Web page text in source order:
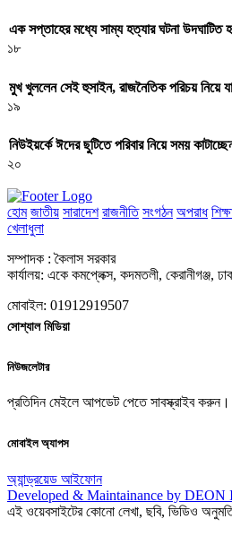
এক সপ্তাহের মধ্যে সাম্য হত্যার ঘটনা উদঘাটিত
১৮
মুখ খুললেন সেই হুসাইন, রাজনৈতিক পরিচয় নিয়ে
১৯
নিউইয়র্কে ঈদের ছুটিতে পরিবার নিয়ে সময়
২০
হোম জাতীয় সারাদেশ রাজনীতি সংগঠন অপরাধ
খেলাধুলা
সম্পাদক : কৈলাস সরকার
কার্যালয়: একে কমপ্লেক্স, কদমতলী, কেরানীগঞ্জ,
মোবাইল: 01912919507
সোশ্যাল মিডিয়া
নিউজলেটার
প্রতিদিন মেইলে আপডেট পেতে সাবস্ক্রাইব করুন।
মোবাইল অ্যাপস
অ্যান্ড্রয়েড আইফোন
Developed & Maintainance by DEON
এই ওয়েবসাইটের কোনো লেখা, ছবি, ভিডিও